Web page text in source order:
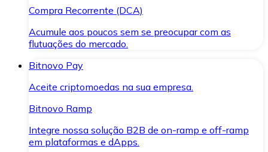
Compra Recorrente (DCA)
Acumule aos poucos sem se preocupar com as
flutuações do mercado.
Bitnovo Pay
Aceite criptomoedas na sua empresa.
Bitnovo Ramp
Integre nossa solução B2B de on-ramp e off-ramp
em plataformas e dApps.